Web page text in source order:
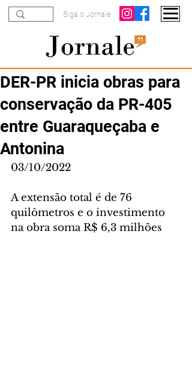
Siga o Jornale
DER-PR inicia obras para
conservação da PR-405
entre Guaraqueçaba e
Antonina
03/10/2022
A extensão total é de 76
quilômetros e o investimento
na obra soma R$ 6,3 milhões